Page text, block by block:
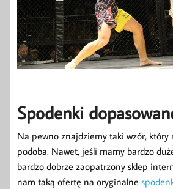
Spodenki
Na pewno znajdziemy taki wzór, który
podoba. Nawet, jeśli mamy bardzo
bardzo dobrze zaopatrzony sklep
nam taką ofertę na oryginalne